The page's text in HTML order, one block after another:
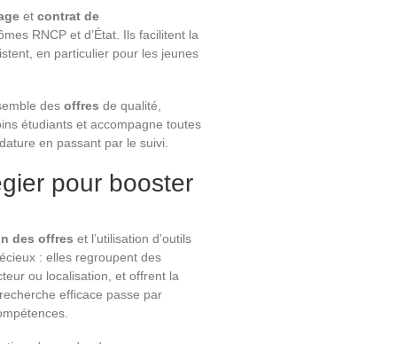
et contrat de
RNCP et d’État. Ils facilitent la
en particulier pour les jeunes
des offres de qualité,
étudiants et accompagne toutes
en passant par le suivi.
pour booster
des offres et l’utilisation d’outils
: elles regroupent des
ou localisation, et offrent la
efficace passe par